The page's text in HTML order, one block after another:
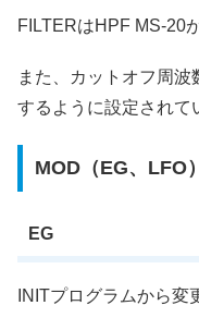
FILTERはHPF MS-20
また、カットオフ周
するように設定されて
MOD（EG、LFO）
EG
INITプログラムから変